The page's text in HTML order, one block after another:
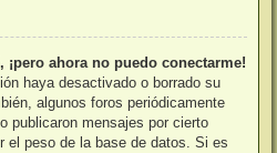
¡pero ahora no puedo conectarme!
haya desactivado o borrado su
algunos foros periódicamente
publicaron mensajes por cierto
el peso de la base de datos. Si es